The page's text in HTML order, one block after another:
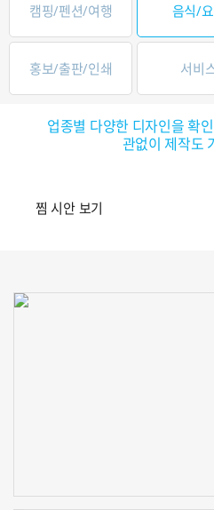
캠핑/펜션/여행 음식/
홍보/출판/인쇄 서비
업종별 다양한 디자인을 확
관없이 제작도
찜 시안 보기